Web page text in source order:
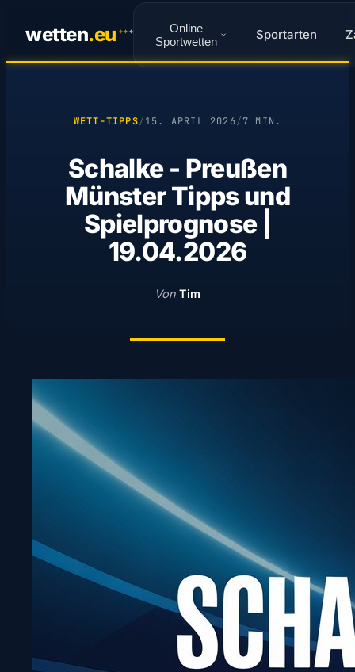
wetten.eu ✦✦ ✦
Online
Sportwetten
Sportarten
WETT-TIPPS/15. APRIL 2026/7 MIN.
Schalke - Preußen
Münster Tipps und
Spielprognose |
19.04.2026
Von Tim